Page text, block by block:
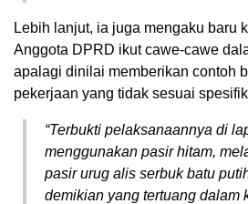
Lebih lanjut, ia juga mengaku baru
Anggota DPRD ikut cawe-cawe
apalagi dinilai memberikan contoh
pekerjaan yang tidak sesuai
“Terbukti pelaksanaannya di
menggunakan pasir hitam,
pasir urug alis serbuk batu
demikian yang tertuang dalam